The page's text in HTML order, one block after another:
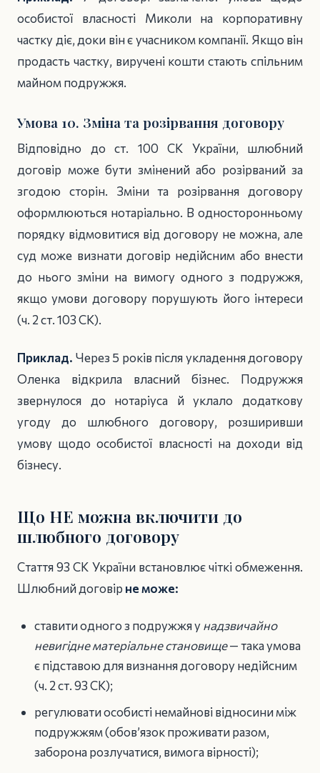
особистої власності Миколи на корпоративну
частку діє, доки він є учасником компанії. Якщо він
продасть частку, виручені кошти стають спільним
майном подружжя.
Умова 10. Зміна та розірвання договору
Відповідно до ст. 100 СК України, шлюбний
договір може бути змінений або розірваний за
згодою сторін. Зміни та розірвання договору
оформлюються нотаріально. В односторонньому
порядку відмовитися від договору не можна, але
суд може визнати договір недійсним або внести
до нього зміни на вимогу одного з подружжя,
якщо умови договору порушують його інтереси
(ч. 2 ст. 103 СК).
Приклад. Через 5 років після укладення договору
Оленка відкрила власний бізнес. Подружжя
звернулося до нотаріуса й уклало додаткову
угоду до шлюбного договору, розширивши
умову щодо особистої власності на доходи від
бізнесу.
Що НЕ можна включити до
шлюбного договору
Стаття 93 СК України встановлює чіткі обмеження.
Шлюбний договір не може:
ставити одного з подружжя унадзвичайно
невигідне матеріальне становище— така умова
є підставою для визнання договору недійсним
(ч. 2 ст. 93 СК);
регулювати особисті немайнові відносини між
подружжям (обов’язок проживати разом,
заборона розлучатися, вимога вірності);